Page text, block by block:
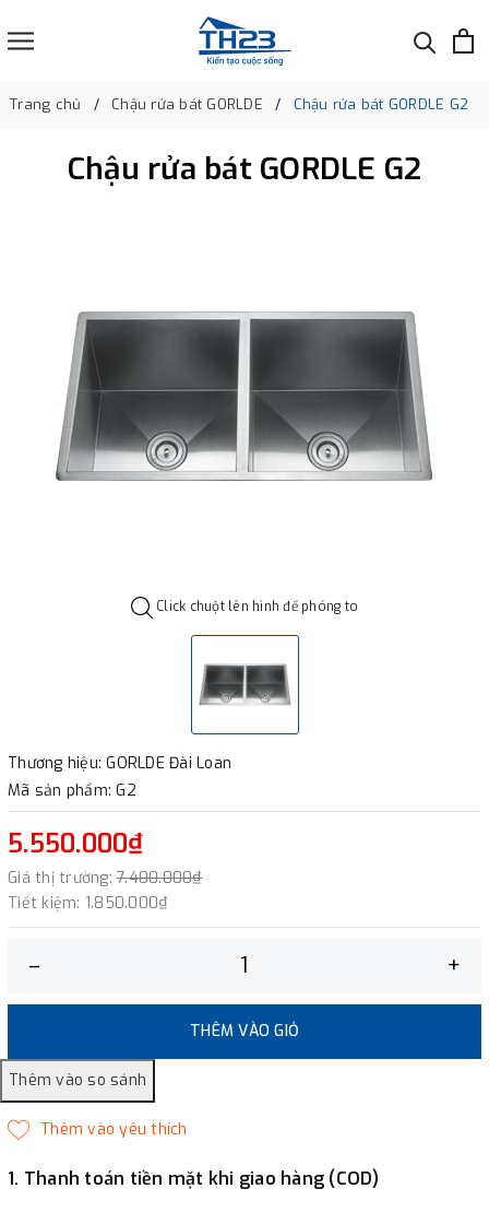
Trang chủ Chậu rửa bát GORLDE Chậu rửa bát GORDLE G2
Chậu rửa bát GORDLE G2
Click chuột lên hình để phóng to
Thương hiệu: GORLDE Đài Loan
Mã sản phẩm: G2
5.550.000₫
Giá thị trường: 7.400.000₫
Tiết kiệm: 1.850.000₫
– +
THÊM VÀO GIỎ
1. Thanh toán tiền mặt khi giao hàng (COD)